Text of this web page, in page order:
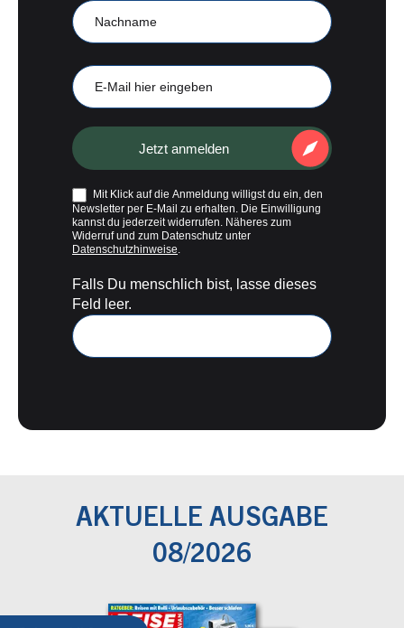
Nachname
Mail
Jetzt anmelden
Mit Klick auf die Anmeldung willigst du ein, den
Newsletter per E-Mail zu erhalten. Die Einwilligung
kannst du jederzeit widerrufen. Näheres zum
Widerruf und zum Datenschutz unter
Datenschutzhinweise.
Falls Du menschlich bist, lasse dieses
Feld leer.
AKTUELLE AUSGABE
08/2026